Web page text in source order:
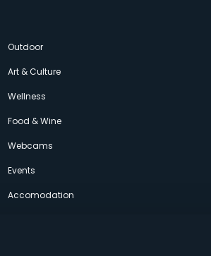
Outdoor
Art & Culture
Wellness
Food & Wine
Webcams
Events
Accomodation